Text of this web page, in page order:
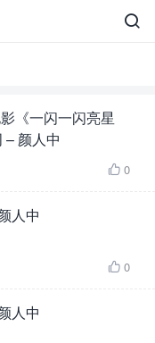

《一闪一闪亮星
– 颜人中
 0
人中
 0
人中